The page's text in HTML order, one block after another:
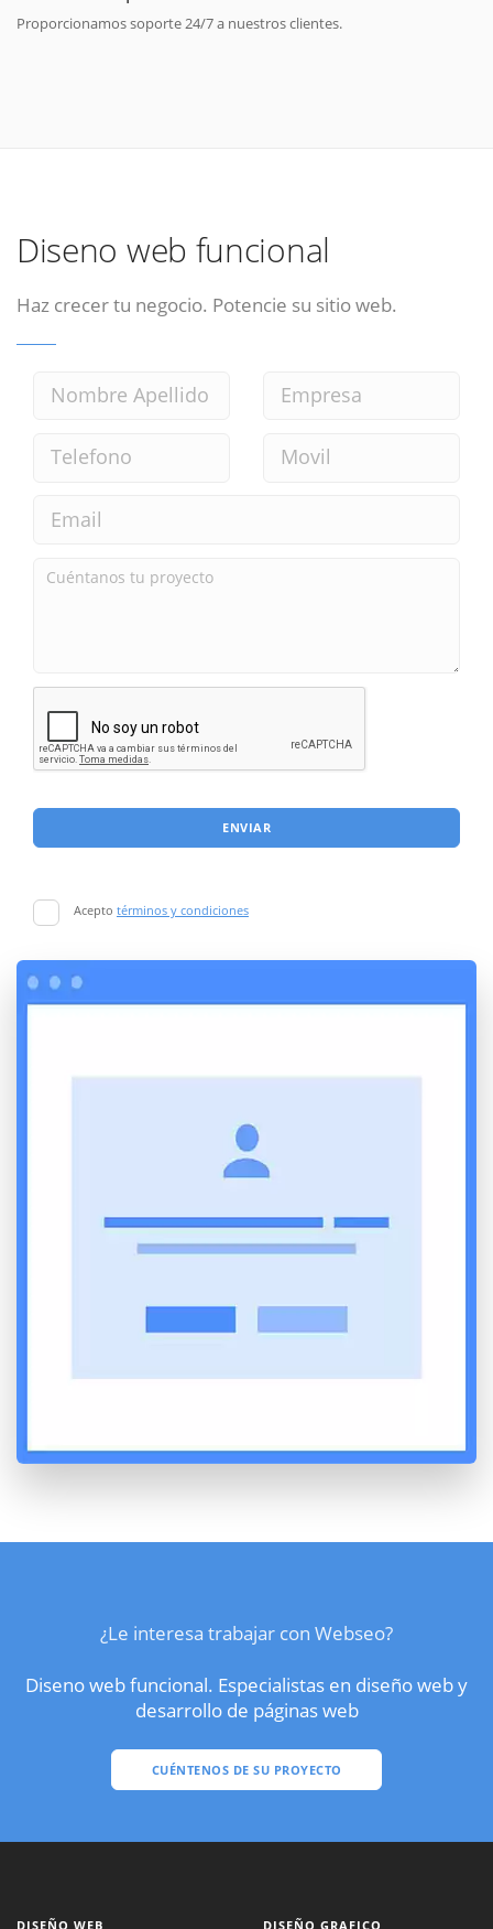
Proporcionamos soporte 24/7 a nuestros clientes.
Diseno web funcional
Haz crecer tu negocio. Potencie su sitio web.
ENVIAR
Acepto términos y condiciones
¿Le interesa trabajar con Webseo?
Diseno web funcional. Especialistas en diseño web y
desarrollo de páginas web
CUÉNTENOS DE SU PROYECTO
DISEÑO WEB DISEÑO GRAFICO